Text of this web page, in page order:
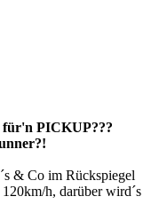
für'n PICKUP???
& Co im Rückspiegel
h, darüber wird´s